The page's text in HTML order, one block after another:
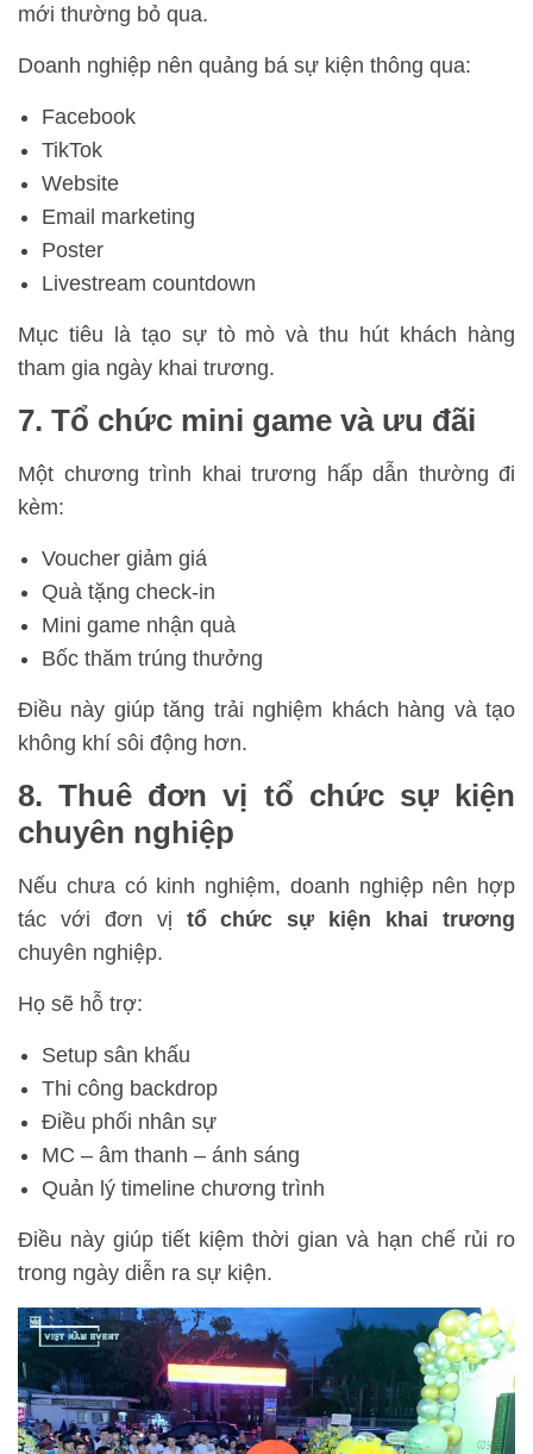
mới thường bỏ qua.
Doanh nghiệp nên quảng bá sự kiện thông qua:
Facebook
TikTok
Website
Email marketing
Poster
Livestream countdown
Mục tiêu là tạo sự tò mò và thu hút khách hàng
tham gia ngày khai trương.
7. Tổ chức mini game và ưu đãi
Một chương trình khai trương hấp dẫn thường đi
kèm:
Voucher giảm giá
Quà tặng check-in
Mini game nhận quà
Bốc thăm trúng thưởng
Điều này giúp tăng trải nghiệm khách hàng và tạo
không khí sôi động hơn.
8. Thuê đơn vị tổ chức sự kiện
chuyên nghiệp
Nếu chưa có kinh nghiệm, doanh nghiệp nên hợp
tác với đơn vị tổ chức sự kiện khai trương
chuyên nghiệp.
Họ sẽ hỗ trợ:
Setup sân khấu
Thi công backdrop
Điều phối nhân sự
MC – âm thanh – ánh sáng
Quản lý timeline chương trình
Điều này giúp tiết kiệm thời gian và hạn chế rủi ro
trong ngày diễn ra sự kiện.